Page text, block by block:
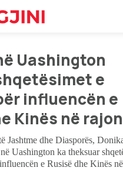
Uashington
e
influencën e
Kinës në rajon
Jashtme dhe Diasporës,
Uashington ka theksuar
e Rusisë dhe Kinës